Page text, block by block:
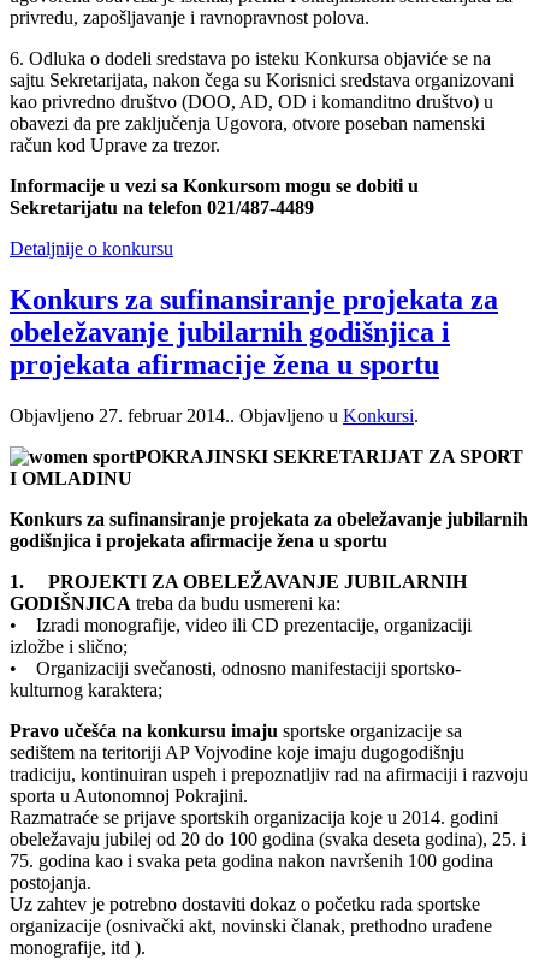
privredu, zapošljavanje i ravnopravnost polova.
6. Odluka o dodeli sredstava po isteku Konkursa objaviće se na
sajtu Sekretarijata, nakon čega su Korisnici sredstava organizovani
kao privredno društvo (DOO, AD, OD i komanditno društvo) u
obavezi da pre zaključenja Ugovora, otvore poseban namenski
račun kod Uprave za trezor.
Informacije u vezi sa Konkursom mogu se dobiti u
Sekretarijatu na telefon 021/487-4489
Detaljnije o konkursu
Konkurs za sufinansiranje projekata za
obeležavanje jubilarnih godišnjica i
projekata afirmacije žena u sportu
Objavljeno 27. februar 2014.. Objavljeno u Konkursi.
POKRAJINSKI SEKRETARIJAT ZA SPORT
I OMLADINU
Konkurs za sufinansiranje projekata za obeležavanje jubilarnih
godišnjica i projekata afirmacije žena u sportu
1. PROJEKTI ZA OBELEŽAVANJE JUBILARNIH
GODIŠNJICA treba da budu usmereni ka:
• Izradi monografije, video ili CD prezentacije, organizaciji
izložbe i slično;
• Organizaciji svečanosti, odnosno manifestaciji sportsko-
kulturnog karaktera;
Pravo učešća na konkursu imaju sportske organizacije sa
sedištem na teritoriji AP Vojvodine koje imaju dugogodišnju
tradiciju, kontinuiran uspeh i prepoznatljiv rad na afirmaciji i razvoju
sporta u Autonomnoj Pokrajini.
Razmatraće se prijave sportskih organizacija koje u 2014. godini
obeležavaju jubilej od 20 do 100 godina (svaka deseta godina), 25. i
75. godina kao i svaka peta godina nakon navršenih 100 godina
postojanja.
Uz zahtev je potrebno dostaviti dokaz o početku rada sportske
organizacije (osnivački akt, novinski članak, prethodno urađene
monografije, itd ).